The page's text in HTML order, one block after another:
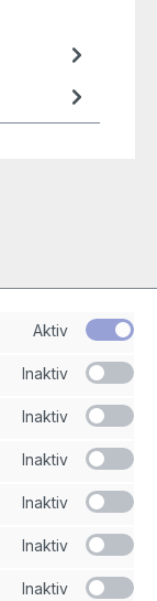
Aktiv
Inaktiv
Inaktiv
Inaktiv
Inaktiv
Inaktiv
Inaktiv